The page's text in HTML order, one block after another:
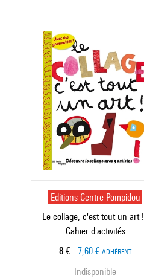
Editions Centre Pompidou
Le collage, c'est tout un art ! |
Cahier d'activités
Prix ​​actuel
8 € 7,60 € ADHÉRENT
Indisponible